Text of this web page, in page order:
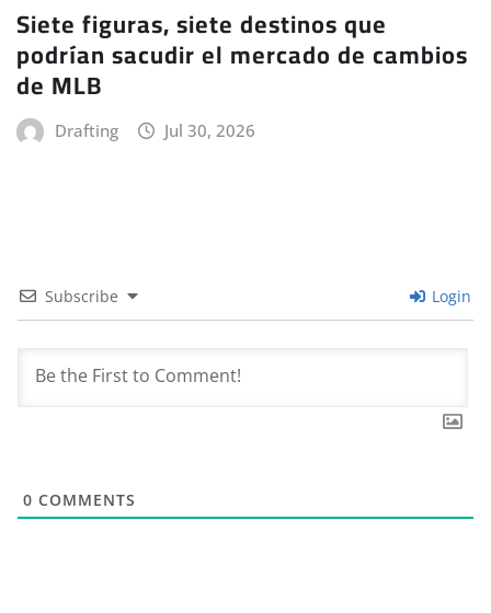
Siete figuras, siete destinos que
podrían sacudir el mercado de cambios
de MLB
Drafting Jul 30, 2026
Subscribe Login
0 COMMENTS